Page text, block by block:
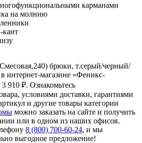
карманами
на молнию
брюки, т.серый/черный/
интернет-магазине «Феникс-
910 ₽. Ознакомьтесь
условиями доставки, гарантиями
и другие товары категории
можно заказать на сайте и получить
или в одном из наших офисов.
8 (800) 700-60-24, и мы
выгодное предложение!